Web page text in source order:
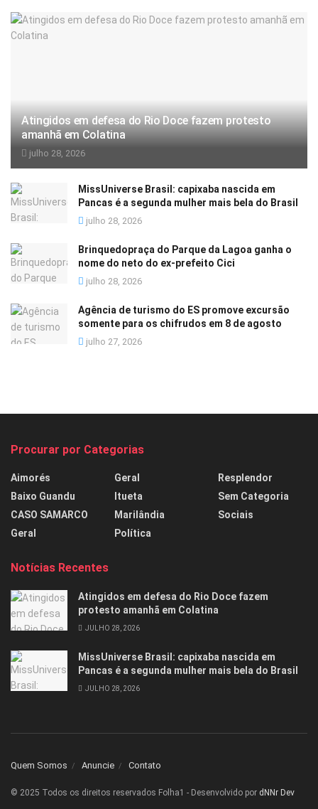
Atingidos em defesa do Rio Doce fazem protesto
amanhã em Colatina
julho 28, 2026
MissUniverse Brasil: capixaba nascida em
Pancas é a segunda mulher mais bela do Brasil
julho 28, 2026
Brinquedopraça do Parque da Lagoa ganha o
nome do neto do ex-prefeito Cici
julho 28, 2026
Agência de turismo do ES promove excursão
somente para os chifrudos em 8 de agosto
julho 27, 2026
Procurar por Categorias
Aimorés
Baixo Guandu
CASO SAMARCO
Geral
Geral
Itueta
Marilândia
Política
Resplendor
Sem Categoria
Sociais
Notícias Recentes
Atingidos em defesa do Rio Doce fazem
protesto amanhã em Colatina
JULHO 28, 2026
MissUniverse Brasil: capixaba nascida em
Pancas é a segunda mulher mais bela do Brasil
JULHO 28, 2026
Quem Somos Anuncie Contato
© 2025 Todos os direitos reservados Folha1 - Desenvolvido por dNNr Dev